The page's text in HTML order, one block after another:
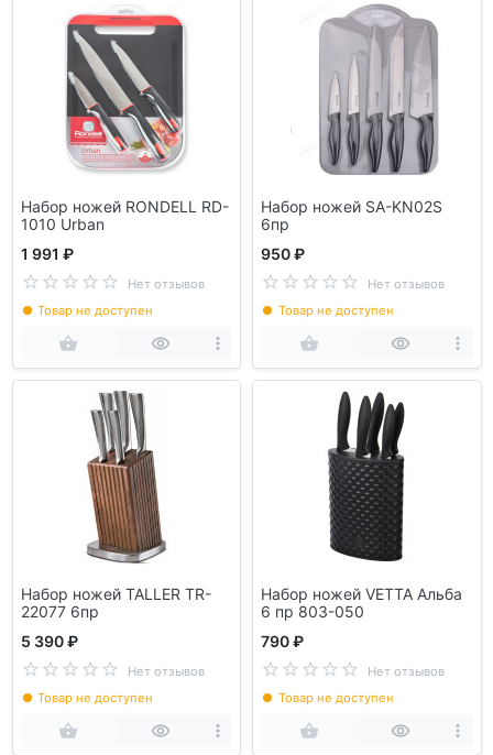
Набор ножей RONDELL RD-
1010 Urban
1 991 ₽
Нет отзывов
Товар не доступен
Набор ножей SA-KN02S
6пр
950 ₽
Нет отзывов
Товар не доступен
Набор ножей TALLER TR-
22077 6пр
5 390 ₽
Нет отзывов
Товар не доступен
Набор ножей VETTA Альба
6 пр 803-050
790 ₽
Нет отзывов
Товар не доступен